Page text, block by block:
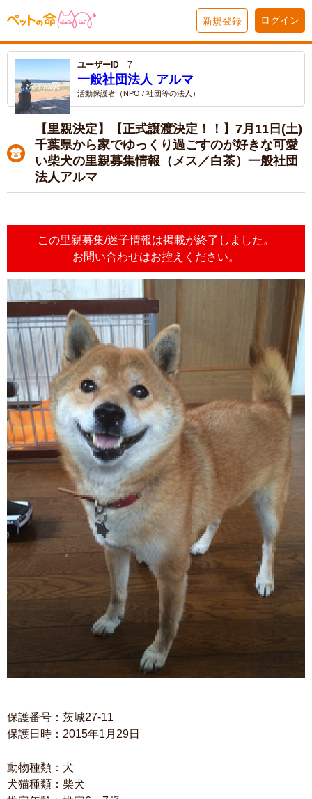
新規登録 ログイン
ユーザーID 7
一般社団法人 アルマ
活動保護者（NPO / 社団等の法人）
【里親決定】【正式譲渡決定！！】7月11日(土)
千葉県から家でゆっくり過ごすのが好きな可愛
い柴犬の里親募集情報（メス／白茶）一般社団
法人アルマ
この里親募集/迷子情報は掲載が終了しました。
お問い合わせはお控えください。
保護番号：茨城27-11
保護日時：2015年1月29日
動物種類：犬
犬猫種類：柴犬